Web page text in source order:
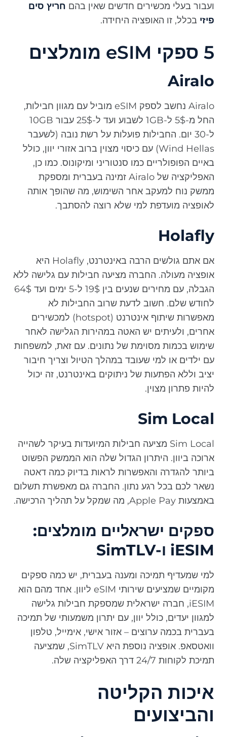
ועבור בעלי מכשירים חדשים שאין בהםחריץ סים
פיזיבכלל, זו האופציה היחידה.
5 ספקי eSIM מומלצים
Airalo
Airalo נחשב לספק eSIM מוביל עם מגוון חבילות,
החל מ-5$ ל-1GB לשבוע ועד ל-25$ עבור 10GB
ל-30 יום. החבילות פועלות על רשת נובה (לשעבר
Wind Hellas) עם כיסוי מצוין ברוב אזורי יוון, כולל
באיים הפופולריים כמו סנטוריני ומיקונוס. כמו כן,
האפליקציה של Airalo זמינה בעברית ומספקת
ממשק נוח למעקב אחר השימוש, מה שהופך אותה
לאופציה מועדפת למי שלא רוצה להסתבך.
Holafly
אם אתם גולשים הרבה באינטרנט, Holafly היא
אופציה מעולה. החברה מציעה חבילות עם גלישה ללא
הגבלה, עם מחירים שנעים בין 19$ ל-5 ימים ועד 64$
לחודש שלם. חשוב לדעת שרוב החבילות לא
מאפשרות שיתוף אינטרנט (hotspot) למכשירים
אחרים, ולעיתים יש האטה במהירות הגלישה לאחר
שימוש בכמות מסוימת של נתונים. עם זאת, למשפחות
עם ילדים או למי שעובד במהלך הטיול וצריך חיבור
יציב וללא הפתעות של ניתוקים באינטרנט, זה יכול
להיות פתרון מצוין.
Sim Local
Sim Local מציעה חבילות המיועדות בעיקר לשהייה
ארוכה ביוון. היתרון הגדול שלה הוא הממשק הפשוט
ביותר להגדרה והאפשרות לראות בדיוק כמה דאטה
נשאר לכם בכל רגע נתון. החברה גם מאפשרת תשלום
באמצעות Apple Pay, מה שמקל על תהליך הרכישה.
ספקים ישראליים מומלצים:
iESIM ו-SimTLV
למי שמעדיף תמיכה ומענה בעברית, יש כמה ספקים
מקומיים שמציעים שירותי eSIM ליוון. אחד מהם הוא
iESIM, חברה ישראלית שמספקת חבילות גלישה
למגוון יעדים, כולל יוון, עם יתרון משמעותי של תמיכה
בעברית בכמה ערוצים – אזור אישי, אימייל, טלפון
וואטסאפ. אופציה נוספת היא SimTLV, שמציעה
תמיכת לקוחות 24/7 דרך האפליקציה שלה.
איכות הקליטה
והביצועים